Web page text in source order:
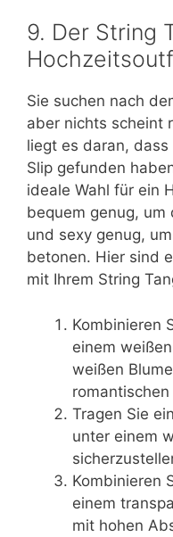
9. Der String
Sie suchen nach
aber nichts scheint
liegt es daran,
Slip gefunden
ideale Wahl für ein
bequem genug, um
und sexy genug,
betonen. Hier sind
mit Ihrem String
Kombinieren
einem
weißen
Tragen Sie
unter einem
Kombinieren
einem
mit hohen